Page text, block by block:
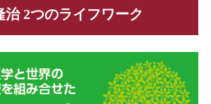
治 2つのライフワーク